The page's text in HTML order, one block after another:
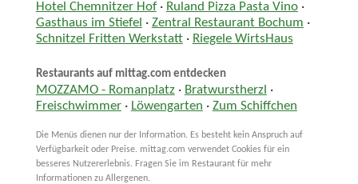
Hotel Chemnitzer Hof· Ruland Pizza Pasta Vino·
Gasthaus im Stiefel · Zentral Restaurant Bochum ·
Schnitzel Fritten Werkstatt· Riegele WirtsHaus
Restaurants auf mittag.com entdecken
MOZZAMO - Romanplatz· Bratwurstherzl ·
Freischwimmer· Löwengarten · Zum Schiffchen
Die Menüs dienen nur der Information. Es besteht kein Anspruch auf
Verfügbarkeit oder Preise. mittag.com verwendet Cookies für ein
besseres Nutzererlebnis. Fragen Sie im Restaurant für mehr
Informationen zu Allergenen.